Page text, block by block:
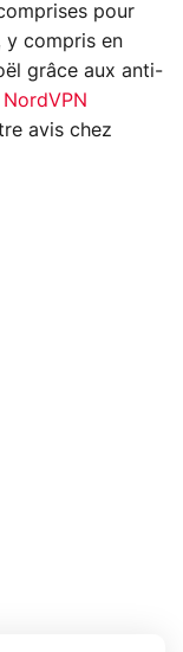
pour
y compris en
grâce aux anti-
NordVPN
avis chez